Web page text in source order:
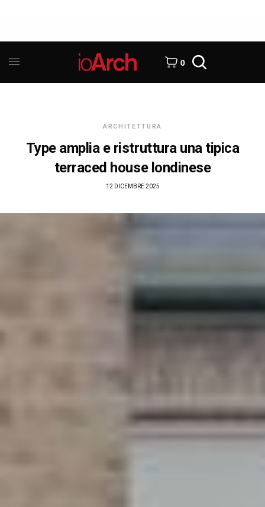
0
ARCHITETTURA
Type amplia e ristruttura una tipica
terraced house londinese
12 DICEMBRE 2025